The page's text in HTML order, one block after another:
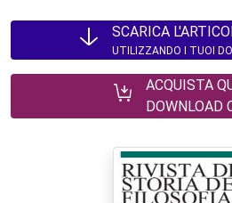
SCARICA
UTILIZZANDO I TUOI
ACQUISTA
DOWNLOAD